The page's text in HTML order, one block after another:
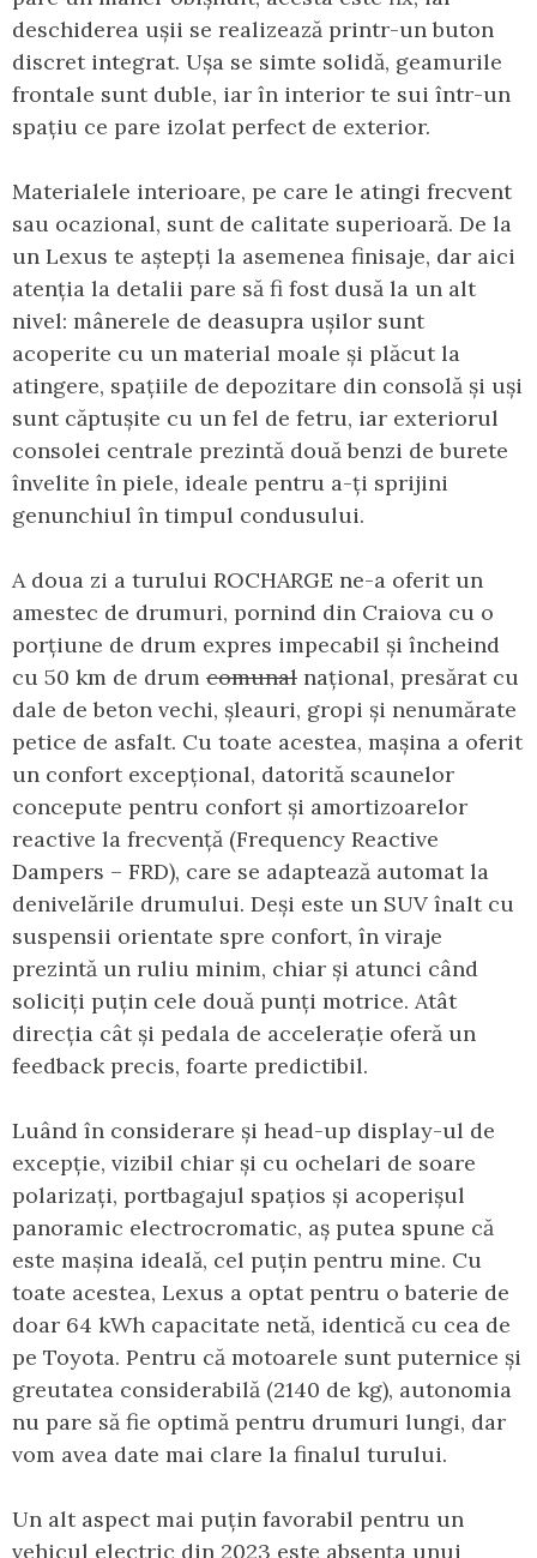
deschiderea ușii se realizează printr-un buton
discret integrat. Ușa se simte solidă, geamurile
frontale sunt duble, iar în interior te sui într-un
spațiu ce pare izolat perfect de exterior.
Materialele interioare, pe care le atingi frecvent
sau ocazional, sunt de calitate superioară. De la
un Lexus te aștepți la asemenea finisaje, dar aici
atenția la detalii pare să fi fost dusă la un alt
nivel: mânerele de deasupra ușilor sunt
acoperite cu un material moale și plăcut la
atingere, spațiile de depozitare din consolă și uși
sunt căptușite cu un fel de fetru, iar exteriorul
consolei centrale prezintă două benzi de burete
învelite în piele, ideale pentru a-ți sprijini
genunchiul în timpul condusului.
A doua zi a turului ROCHARGE ne-a oferit un
amestec de drumuri, pornind din Craiova cu o
porțiune de drum expres impecabil și încheind
cu 50 km de drum comunal național, presărat cu
dale de beton vechi, șleauri, gropi și nenumărate
petice de asfalt. Cu toate acestea, mașina a oferit
un confort excepțional, datorită scaunelor
concepute pentru confort și amortizoarelor
reactive la frecvență (Frequency Reactive
Dampers – FRD), care se adaptează automat la
denivelările drumului. Deși este un SUV înalt cu
suspensii orientate spre confort, în viraje
prezintă un ruliu minim, chiar și atunci când
soliciți puțin cele două punți motrice. Atât
direcția cât și pedala de accelerație oferă un
feedback precis, foarte predictibil.
Luând în considerare și head-up display-ul de
excepție, vizibil chiar și cu ochelari de soare
polarizați, portbagajul spațios și acoperișul
panoramic electrocromatic, aș putea spune că
este mașina ideală, cel puțin pentru mine. Cu
toate acestea, Lexus a optat pentru o baterie de
doar 64 kWh capacitate netă, identică cu cea de
pe Toyota. Pentru că motoarele sunt puternice și
greutatea considerabilă (2140 de kg), autonomia
nu pare să fie optimă pentru drumuri lungi, dar
vom avea date mai clare la finalul turului.
Un alt aspect mai puțin favorabil pentru un
vehicul electric din 2023 este absența unui